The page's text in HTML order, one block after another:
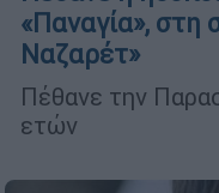
«Παναγία», στη
Ναζαρέτ»
Πέθανε την
ετών